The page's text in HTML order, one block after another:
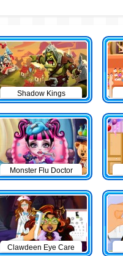
Shadow Kings
Monster Flu Doctor
Clawdeen Eye Care